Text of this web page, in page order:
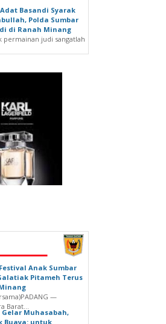
Basandi Syarak
Polda Sumbar
di Ranah Minang
permainan judi sangatlah
Anak Sumbar
Pitameh Terus
—
Barat...
Gelar Muhasabah,
Buaya: untuk